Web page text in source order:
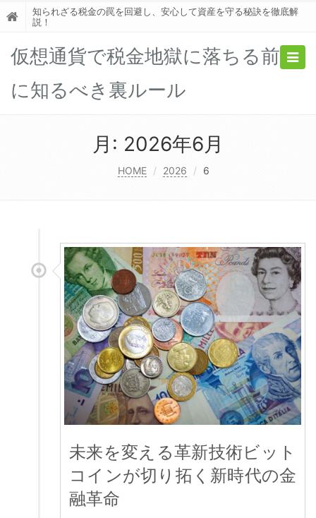
知られざる税金の罠を回避し、安心して資産を守る秘訣を徹底解
説！
仮想通貨で税金地獄に落ちる前
に知るべき裏ルール
月: 2026年6月
HOME 2026 6
未来を変える革新技術ビット
コインが切り拓く新時代の金
融革命